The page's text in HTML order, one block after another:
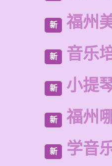
新 福州
新 音乐
新 小提
新 福州
新 学音